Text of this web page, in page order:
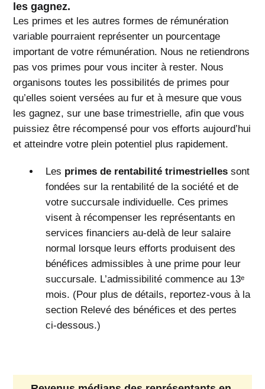
les gagnez.
Les primes et les autres formes de rémunération
variable pourraient représenter un pourcentage
important de votre rémunération. Nous ne retiendrons
pas vos primes pour vous inciter à rester. Nous
organisons toutes les possibilités de primes pour
qu’elles soient versées au fur et à mesure que vous
les gagnez, sur une base trimestrielle, afin que vous
puissiez être récompensé pour vos efforts aujourd’hui
et atteindre votre plein potentiel plus rapidement.
Les primes de rentabilité trimestrielles sont
fondées sur la rentabilité de la société et de
votre succursale individuelle. Ces primes
visent à récompenser les représentants en
services financiers au-delà de leur salaire
normal lorsque leurs efforts produisent des
bénéfices admissibles à une prime pour leur
succursale. L’admissibilité commence au 13ᵉ
mois. (Pour plus de détails, reportez-vous à la
section Relevé des bénéfices et des pertes
ci‑dessous.)